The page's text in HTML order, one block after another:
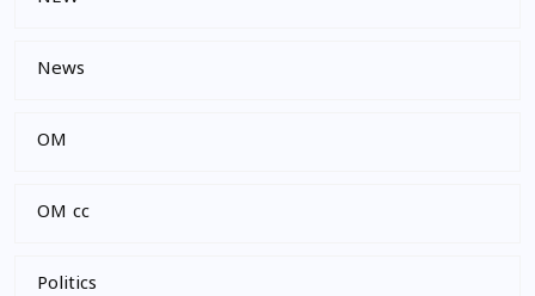
News
OM
OM cc
Politics